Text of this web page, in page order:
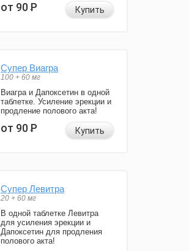
от 90Р Купить
Супер Виагра
100 + 60 мг
Виагра и Дапоксетин в одной
таблетке. Усиление эрекции и
продление полового акта!
от 90Р Купить
Супер Левитра
20 + 60 мг
В одной таблетке Левитра
для усиления эрекции и
Дапоксетин для продления
полового акта!